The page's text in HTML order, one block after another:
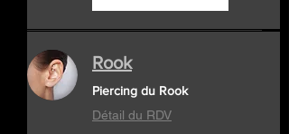
Rook
Piercing du Rook
Détail du RDV